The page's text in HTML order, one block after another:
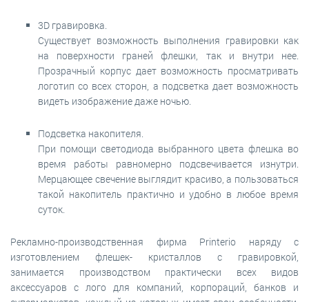
3D гравировка.
Существует возможность выполнения гравировки как
на поверхности граней флешки, так и внутри нее.
Прозрачный корпус дает возможность просматривать
логотип со всех сторон, а подсветка дает возможность
видеть изображение даже ночью.
Подсветка накопителя.
При помощи светодиода выбранного цвета флешка во
время работы равномерно подсвечивается изнутри.
Мерцающее свечение выглядит красиво, а пользоваться
такой накопитель практично и удобно в любое время
суток.
Рекламно-производственная фирма Printerio наряду с
изготовлением флешек- кристаллов с гравировкой,
занимается производством практически всех видов
аксессуаров с лого для компаний, корпораций, банков и